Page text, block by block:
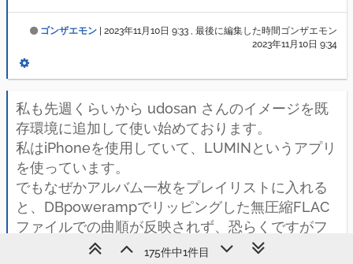
ゴンザエモン 2023年11月10日 9:33 , 最後に編集した時間ゴンザエモン
2023年11月10日 9:34
私も先週くらいから udosan さんのイメージを既
存環境に追加して使い始めております。
私はiPhoneを使用していて、LUMINというアプリ
を使っています。
でもなぜかアルバム一枚をプレイリストに入れる
と、DBpowerampでリッピングした無圧縮FLAC
ファイルでの曲順が反映されず、恐らくですがフ
ァイル名のABC順になっているような感じになっ
175件中1件目